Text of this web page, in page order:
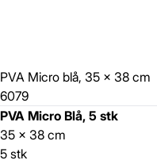
PVA Micro blå, 35 x 38 cm
6079
PVA Micro Blå, 5 stk
35 x 38 cm
5 stk